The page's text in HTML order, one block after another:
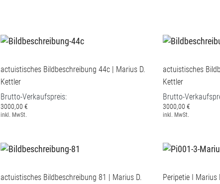
actuistisches Bildbeschreibung 44c | Marius D.
Kettler
Brutto-Verkaufspreis:
3000,00 €
inkl. MwSt.
actuistisches
Kettler
Brutto-
3000,00 €
inkl. MwSt.
actuistisches Bildbeschreibung 81 | Marius D.
Peripetie I Marius